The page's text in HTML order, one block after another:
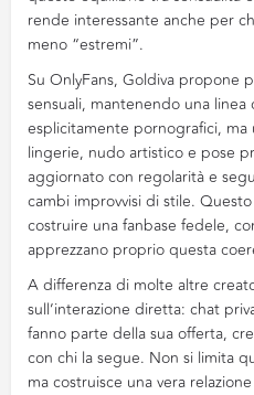
rende interessante anche per
meno “estremi”.
Su OnlyFans, Goldiva propone
sensuali, mantenendo una
esplicitamente pornografici,
lingerie, nudo artistico e pose
aggiornato con regolarità e
cambi improvvisi di stile.
costruire una fanbase fedele,
apprezzano proprio questa
A differenza di molte altre
sull’interazione diretta: chat
fanno parte della sua offerta,
con chi la segue. Non si limita
ma costruisce una vera